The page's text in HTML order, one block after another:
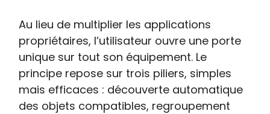
Au lieu de multiplier les applications
propriétaires, l’utilisateur ouvre une porte
unique sur tout son équipement. Le
principe repose sur trois piliers, simples
mais efficaces : découverte automatique
des objets compatibles, regroupement